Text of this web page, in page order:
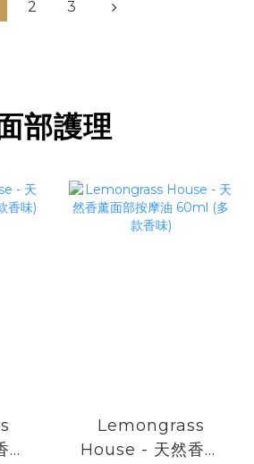
2 3
部護理
Lemongrass
House - 天然香薰